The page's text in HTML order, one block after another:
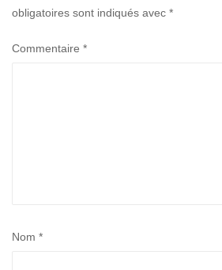
obligatoires sont indiqués avec *
Commentaire *
Nom *